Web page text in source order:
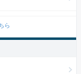
ら